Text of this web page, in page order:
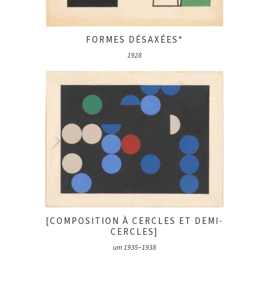
FORMES DÉSAXÉES*
1928
[COMPOSITION À CERCLES ET DEMI-
CERCLES]
um 1935–1938